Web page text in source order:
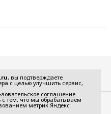
Реклама
, вы подтверждаете
с целью улучшить сервис,
соглашение
тем, что мы обрабатываем
метрик Яндекс